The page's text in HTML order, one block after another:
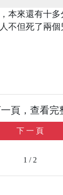
本來還有十
不但死了兩
頁，查看完
下 一 頁
1 / 2